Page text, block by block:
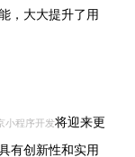
，大大提升了用
小程序开发将迎来更
有创新性和实用